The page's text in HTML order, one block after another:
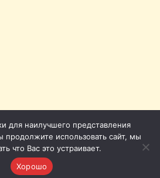
для наилучшего представления
продолжите использовать сайт, мы
что Вас это устраивает.
Хорошо